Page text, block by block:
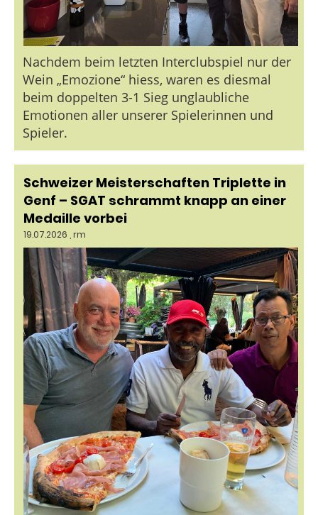
Nachdem beim letzten Interclubspiel nur der
Wein „Emozione“ hiess, waren es diesmal
beim doppelten 3-1 Sieg unglaubliche
Emotionen aller unserer Spielerinnen und
Spieler.
Schweizer Meisterschaften Triplette in
Genf – SGAT schrammt knapp an einer
Medaille vorbei
19.07.2026 , rm